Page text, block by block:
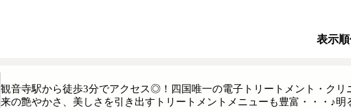
表示
観音寺駅から徒歩3分でアクセス◎！四国唯一の電子トリートメント・ク
来の艶やかさ、美しさを引き出すトリートメントメニューも豊富・・・♪